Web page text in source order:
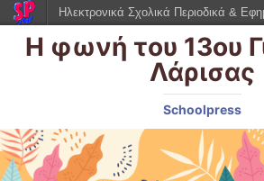
Η φωνή του 13ου
Λάρισας
Schoolpress
Ηλεκτρονικά Σχολικά Περιοδικά &